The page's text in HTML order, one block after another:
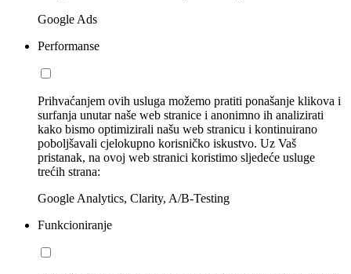
Google Ads
Performanse
Prihvaćanjem ovih usluga možemo pratiti ponašanje klikova i
surfanja unutar naše web stranice i anonimno ih analizirati
kako bismo optimizirali našu web stranicu i kontinuirano
poboljšavali cjelokupno korisničko iskustvo. Uz Vaš
pristanak, na ovoj web stranici koristimo sljedeće usluge
trećih strana:
Google Analytics, Clarity, A/B-Testing
Funkcioniranje